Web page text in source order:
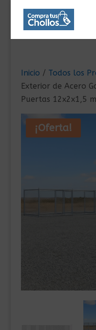
Inicio / Todos los
Exterior de Acero
Puertas 12x2x1,5
¡Oferta!